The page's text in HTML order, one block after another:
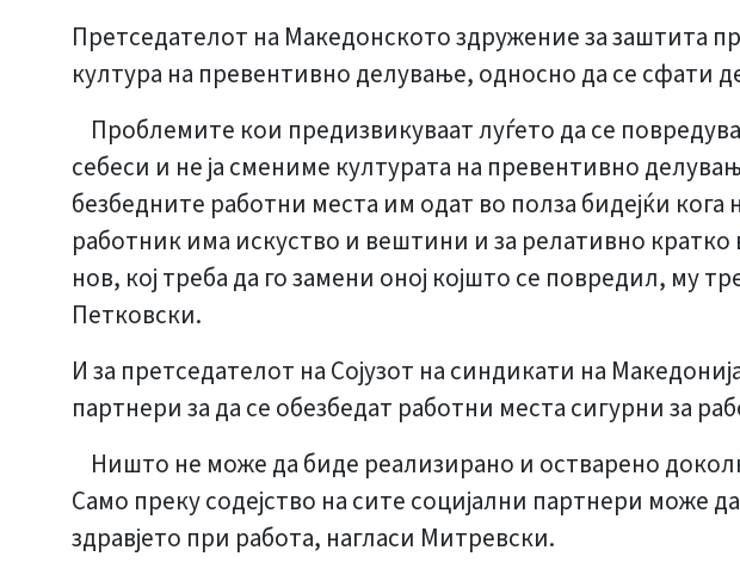
Претседателот на Македонското здружение за заштита
култура на превентивно делување, односно да се сфати
Проблемите кои предизвикуваат луѓето да се
себеси и не ја смениме културата на превентивно
безбедните работни места им одат во полза бидејќи
работник има искуство и вештини и за релативно
нов, кој треба да го замени оној којшто се повредил, му
Петковски.
И за претседателот на Сојузот на синдикати на
партнери за да се обезбедат работни места сигурни за
Ништо не може да биде реализирано и остварено
Само преку содејство на сите социјални партнери може
здравјето при работа, нагласи Митревски.